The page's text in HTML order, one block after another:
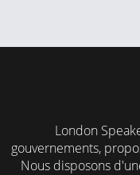
London
gouvernements,
Nous disposons